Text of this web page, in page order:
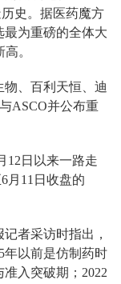
史。据医药魔方
最为重磅的全体大
。
、百利天恒、迪
ASCO并公布重
12日以来一路走
月11日收盘的
者采访时指出，
年以前是仿制药时
入突破期；2022